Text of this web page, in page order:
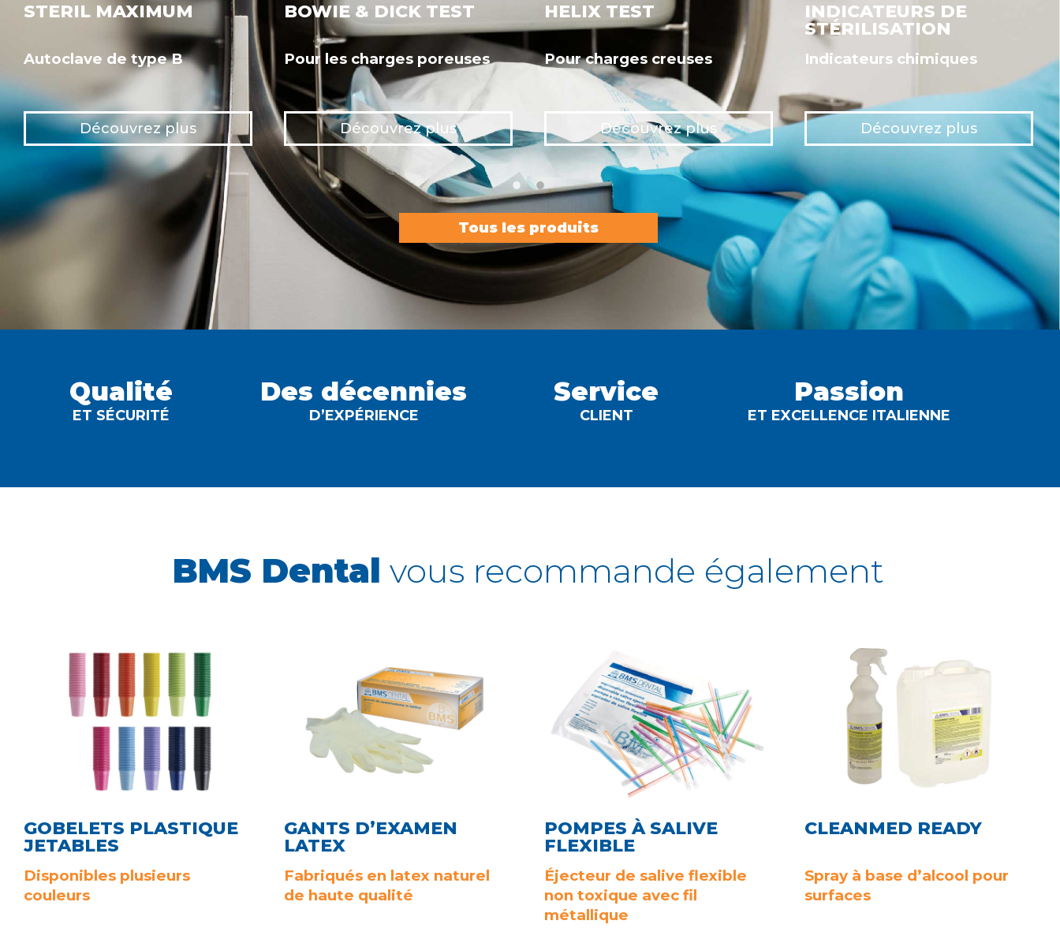
STERIL MAXIMUM
Autoclave de type B
Découvrez plus
BOWIE & DICK TEST
Pour les charges poreuses
Découvrez plus
HELIX TEST
Pour charges creuses
Découvrez plus
INDICATEURS DE
STÉRILISATION
Indicateurs chimiques
Découvrez plus
Tous les produits
Qualité
ET SÉCURITÉ
Des décennies
D’EXPÉRIENCE
Service
CLIENT
Passion
ET EXCELLENCE ITALIENNE
BMS Dental vous recommande également
GOBELETS PLASTIQUE
JETABLES
Disponibles plusieurs
couleurs
GANTS D’EXAMEN
LATEX
Fabriqués en latex naturel
de haute qualité
POMPES À SALIVE
FLEXIBLE
Éjecteur de salive flexible
non toxique avec fil
métallique
CLEANMED READY
Spray à base d’alcool pour
surfaces